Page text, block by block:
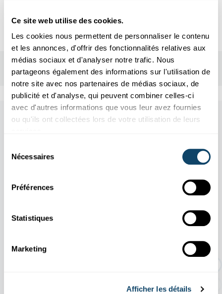
Ce site web utilise des cookies.
Les cookies nous permettent de personnaliser le contenu
et les annonces, d'offrir des fonctionnalités relatives aux
médias sociaux et d'analyser notre trafic. Nous
partageons également des informations sur l'utilisation de
notre site avec nos partenaires de médias sociaux, de
publicité et d'analyse, qui peuvent combiner celles-ci
avec d'autres informations que vous leur avez fournies
ou qu'ils ont collectées lors de votre utilisation de leurs
Nécessaires
Préférences
Statistiques
Marketing
Afficher les détails
info@nightwise.lu
Other scientific events
Tous les événements
2026
2026
EXPO TEMPORAIRE : Une histoire d'or